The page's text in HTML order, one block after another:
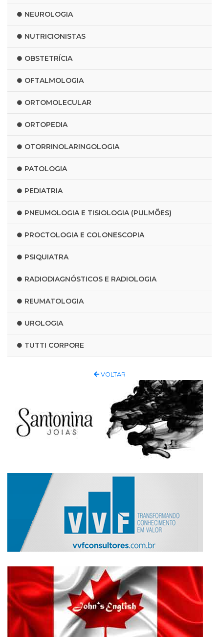
NEUROLOGIA
NUTRICIONISTAS
OBSTETRÍCIA
OFTALMOLOGIA
ORTOMOLECULAR
ORTOPEDIA
OTORRINOLARINGOLOGIA
PATOLOGIA
PEDIATRIA
PNEUMOLOGIA E TISIOLOGIA (PULMÕES)
PROCTOLOGIA E COLONESCOPIA
PSIQUIATRA
RADIODIAGNÓSTICOS E RADIOLOGIA
REUMATOLOGIA
UROLOGIA
TUTTI CORPORE
VOLTAR